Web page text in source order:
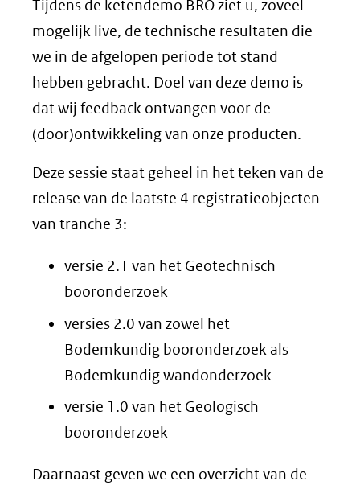
Tijdens de ketendemo BRO ziet u, zoveel
mogelijk live, de technische resultaten die
we in de afgelopen periode tot stand
hebben gebracht. Doel van deze demo is
dat wij feedback ontvangen voor de
(door)ontwikkeling van onze producten.
Deze sessie staat geheel in het teken van de
release van de laatste 4 registratieobjecten
van tranche 3:
versie 2.1 van het Geotechnisch
booronderzoek
versies 2.0 van zowel het
Bodemkundig booronderzoek als
Bodemkundig wandonderzoek
versie 1.0 van het Geologisch
booronderzoek
Daarnaast geven we een overzicht van de